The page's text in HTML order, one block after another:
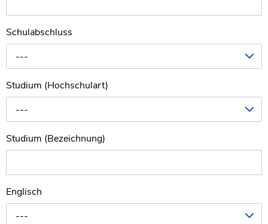
Schulabschluss
---
Studium (Hochschulart)
---
Studium (Bezeichnung)
Englisch
---